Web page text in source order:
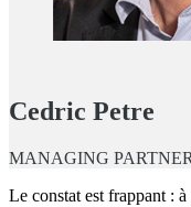
Cedric Petre
MANAGING
Le constat est frappant :